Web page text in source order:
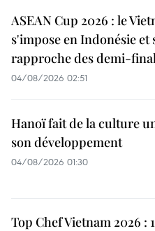
ASEAN Cup 2026 : le
s'impose en Indonésie et
rapproche des demi-
04/08/2026 02:51
Hanoï fait de la culture
son développement
04/08/2026 01:30
Top Chef Vietnam 2026 :